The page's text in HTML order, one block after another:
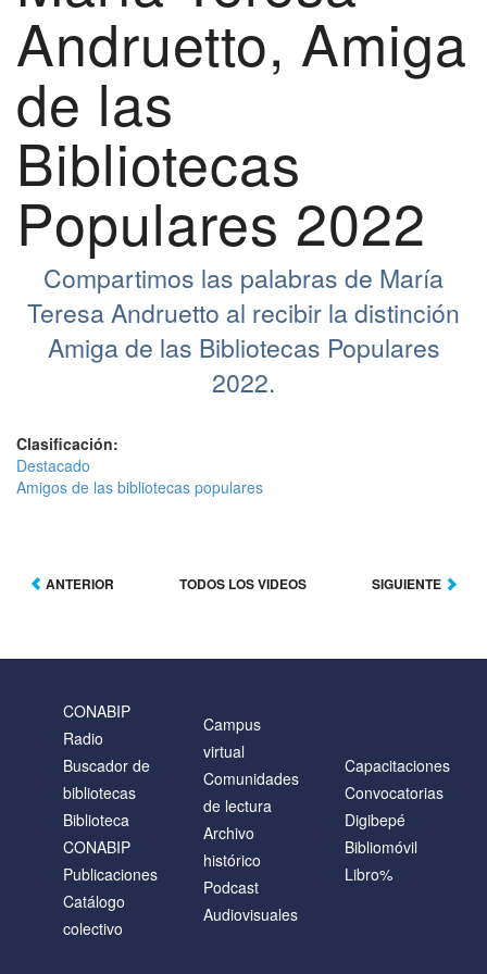
Andruetto, Amiga
de las
Bibliotecas
Populares 2022
Compartimos las palabras de María
Teresa Andruetto al recibir la distinción
Amiga de las Bibliotecas Populares
2022.
Clasificación:
Destacado
Amigos de las bibliotecas populares
ANTERIOR TODOS LOS VIDEOS SIGUIENTE
CONABIP
Radio
Buscador de
bibliotecas
Biblioteca
CONABIP
Publicaciones
Catálogo
colectivo
Campus
virtual
Comunidades
de lectura
Archivo
histórico
Podcast
Audiovisuales
Capacitaciones
Convocatorias
Digibepé
Bibliomóvil
Libro%